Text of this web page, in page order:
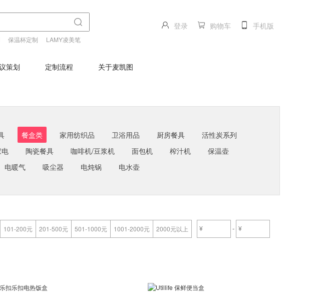
保温杯定制
LAMY凌美笔
登录 购物车 手机版
策划 定制流程 关于麦凯图
餐盒类 家用纺织品 卫浴用品 厨房餐具
活性炭系列
陶瓷餐具 咖啡机/豆浆机 面包机 榨汁机
保温壶
电暖气 吸尘器 电炖锅 电水壶
101-200元 201-500元 501-1000元 1001-2000元 2000元以上 -